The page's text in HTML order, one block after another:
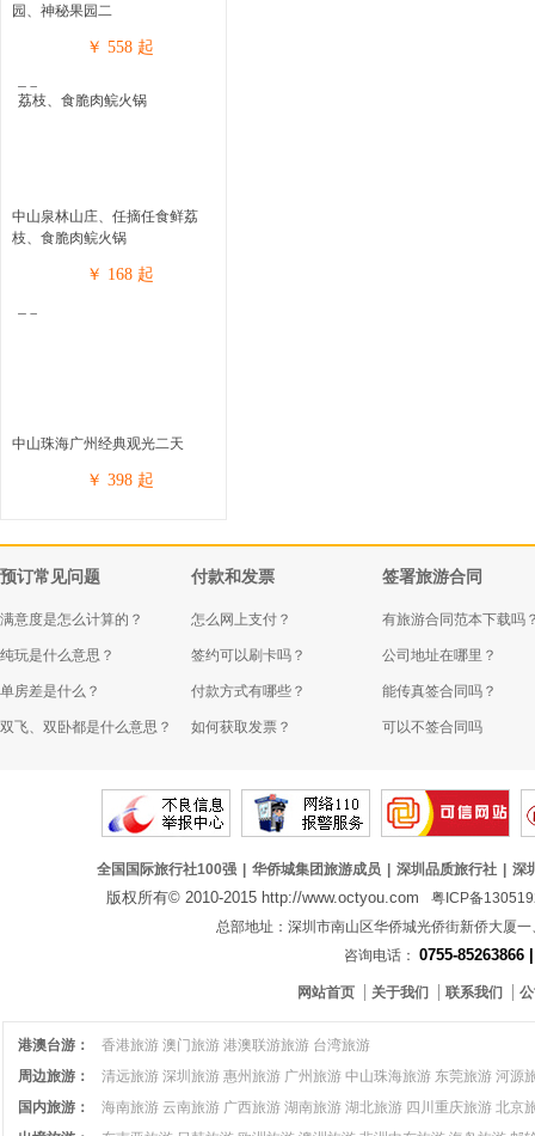
园、神秘果园二
￥ 558 起
中山泉林山庄、任摘任食鲜荔
枝、食脆肉鲩火锅
￥ 168 起
中山珠海广州经典观光二天
￥ 398 起
预订常见问题
满意度是怎么计算的？
纯玩是什么意思？
单房差是什么？
双飞、双卧都是什么意思？
付款和发票
怎么网上支付？
签约可以刷卡吗？
付款方式有哪些？
如何获取发票？
签署旅游合同
有旅游合同范本下载吗
公司地址在哪里？
能传真签合同吗？
可以不签合同吗
全国国际旅行社100强 华侨城集团旅游成员 深圳品质旅行社 深
版权所有© 2010-2015 http://www.octyou.com
粤ICP备
总部地址：深圳市南山区华侨城光侨街新侨大厦
咨询电话： 0755-85263866
网站首页 关于我们 联系我们
港澳台游： 香港旅游 澳门旅游 港澳联游旅游 台湾旅游
周边旅游：
清远旅游 深圳旅游 惠州旅游 广州旅游 中山珠海旅游 东莞旅游 河源
国内旅游：
海南旅游 云南旅游 广西旅游 湖南旅游 湖北旅游 四川重庆旅游 北京